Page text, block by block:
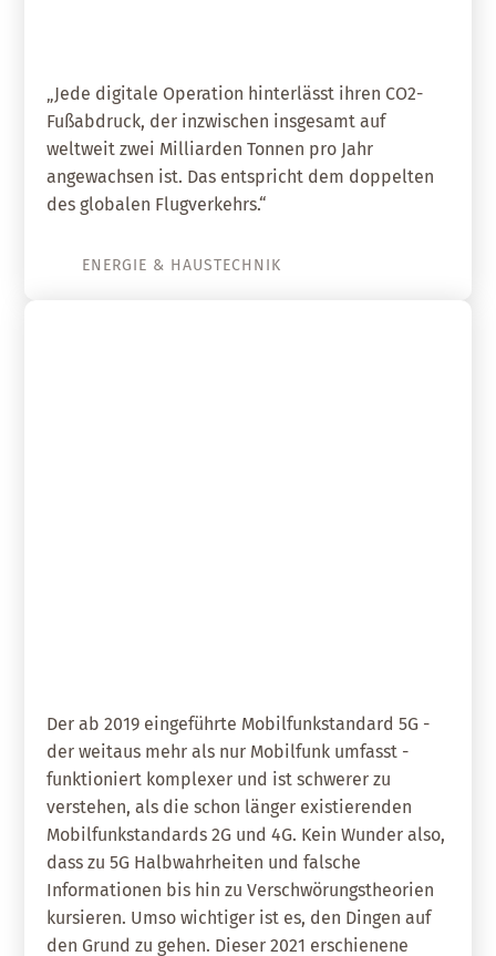
„Jede digitale Operation hinterlässt ihren CO2-
Fußabdruck, der inzwischen insgesamt auf
weltweit zwei Milliarden Tonnen pro Jahr
angewachsen ist. Das entspricht dem doppelten
des globalen Flugverkehrs.“
ENERGIE & HAUSTECHNIK
Der ab 2019 eingeführte Mobilfunkstandard 5G -
der weitaus mehr als nur Mobilfunk umfasst -
funktioniert komplexer und ist schwerer zu
verstehen, als die schon länger existierenden
Mobilfunkstandards 2G und 4G. Kein Wunder also,
dass zu 5G Halbwahrheiten und falsche
Informationen bis hin zu Verschwörungstheorien
kursieren. Umso wichtiger ist es, den Dingen auf
den Grund zu gehen. Dieser 2021 erschienene